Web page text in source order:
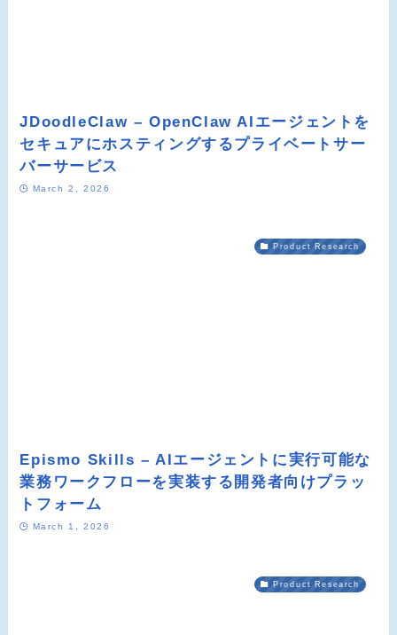
JDoodleClaw – OpenClaw AIエージェントを
セキュアにホスティングするプライベートサー
バーサービス
March 2, 2026
Product Research
Epismo Skills – AIエージェントに実行可能な
業務ワークフローを実装する開発者向けプラッ
トフォーム
March 1, 2026
Product Research